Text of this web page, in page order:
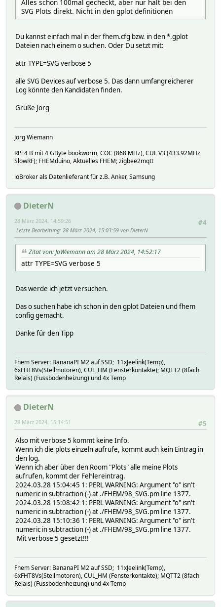
Alles schon 100mal gecheckt, aber nur halt bei den
SVG Plots direkt. Nicht in den gplot definitionen
Du kannst einfach mal in der fhem.cfg bzw. in den *.gplot
Dateien nach einem o suchen. Oder Du setzt mit:
attr TYPE=SVG verbose 5
alle SVG Devices auf verbose 5. Das dann umfangreicherer
Log könnte den Kandidaten finden.
Grüße Jörg
Jörg Wiemann
RPi 4 B mit 4 GByte bookworm, COC (868 MHz), CUL V3 (433.92MHz
SlowRF); FHEMduino, Aktuelles FHEM; zigbee2mqtt
ioBroker als Datenlieferant für z.B. Anker, Samsung
DieterN
#4
28 März 2024, 14:59:26
Letzte Bearbeitung: 28 März 2024, 15:03:59 von DieterN
Zitat von: JoWiemann am 28 März 2024, 14:52:17
attr TYPE=SVG verbose 5
Das werde ich jetzt versuchen.
Das o suchen habe ich schon in den gplot Dateien und fhem
config gemacht.
Danke für den Tipp
Fhem Server: BananaPI M2 auf SSD; 11xJeelink(Temp),
6xFHT8Vs(Stellmotoren), CUL_HM (Fensterkontakte); MQTT2 (8fach
Relais) (Fussbodenheizung) und 4x Temp
DieterN
#5
28 März 2024, 15:14:51
Also mit verbose 5 kommt keine Info.
Wenn ich die plots einzeln aufrufe, kommt auch kein Eintrag in
den log.
Wenn ich aber über den Room "Plots" alle meine Plots
aufrufen, kommt der Fehlereintrag.
2024.03.28 15:04:45 1: PERL WARNING: Argument "o" isn't
numeric in subtraction (-) at ./FHEM/98_SVG.pm line 1377.
2024.03.28 15:08:42 1: PERL WARNING: Argument "o" isn't
numeric in subtraction (-) at ./FHEM/98_SVG.pm line 1377.
2024.03.28 15:10:36 1: PERL WARNING: Argument "o" isn't
numeric in subtraction (-) at ./FHEM/98_SVG.pm line 1377.
Mit verbose 5 gesetzt!!!
Fhem Server: BananaPI M2 auf SSD; 11xJeelink(Temp),
6xFHT8Vs(Stellmotoren), CUL_HM (Fensterkontakte); MQTT2 (8fach
Relais) (Fussbodenheizung) und 4x Temp